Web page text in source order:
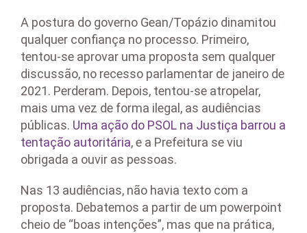
A postura do governo Gean/Topázio dinamitou
qualquer confiança no processo. Primeiro,
tentou-se aprovar uma proposta sem qualquer
discussão, no recesso parlamentar de janeiro de
2021. Perderam. Depois, tentou-se atropelar,
mais uma vez de forma ilegal, as audiências
públicas. Uma ação do PSOL na Justiça barrou a
tentação autoritária, e a Prefeitura se viu
obrigada a ouvir as pessoas.
Nas 13 audiências, não havia texto com a
proposta. Debatemos a partir de um powerpoint
cheio de “boas intenções”, mas que na prática,